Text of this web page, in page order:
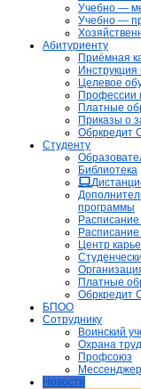
Учебно —
Учебно —
Абитуриенту
Приёмная
Инструкция
Целевое
Профессии
Платные
Приказы о
Обркредит
Студенту
Библиотека
программы
Расписание
Расписание
Центр
Платные
Обркредит
БПОО
Сотруднику
Воинский
Охрана
Профсоюз
Новости